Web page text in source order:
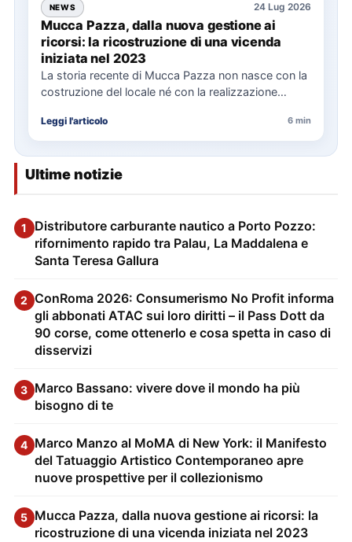
NEWS 24 Lug 2026
Mucca Pazza, dalla nuova gestione ai
ricorsi: la ricostruzione di una vicenda
iniziata nel 2023
La storia recente di Mucca Pazza non nasce con la
costruzione del locale né con la realizzazione
Leggi l'articolo 6 min
Ultime notizie
1
Distributore carburante nautico a Porto Pozzo:
rifornimento rapido tra Palau, La Maddalena e
Santa Teresa Gallura
2 ConRoma 2026: Consumerismo No Profit informa
gli abbonati ATAC sui loro diritti – il Pass Dott da
90 corse, come ottenerlo e cosa spetta in caso di
disservizi
3 Marco Bassano: vivere dove il mondo ha più
bisogno di te
4 Marco Manzo al MoMA di New York: il Manifesto
del Tatuaggio Artistico Contemporaneo apre
nuove prospettive per il collezionismo
5 Mucca Pazza, dalla nuova gestione ai ricorsi: la
ricostruzione di una vicenda iniziata nel 2023